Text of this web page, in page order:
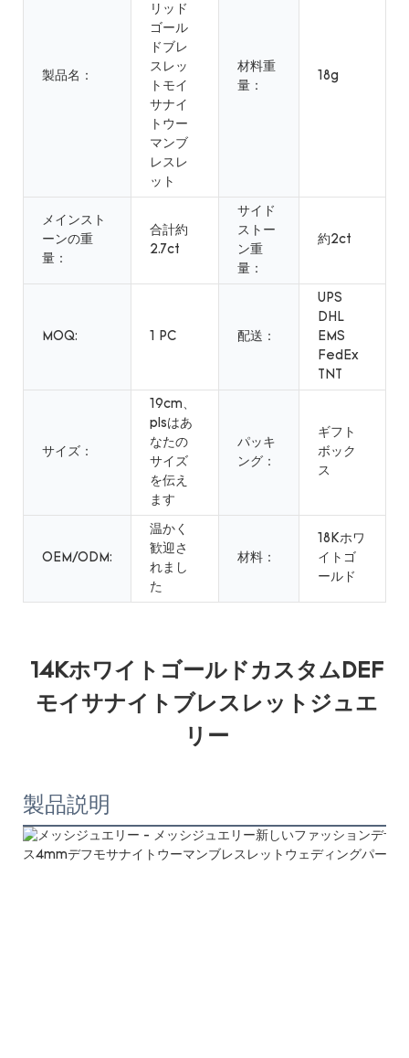
製品名：
リッド
ゴール
ドブレ
スレッ
トモイ
サナイ
トウー
マンブ
レスレ
ット
材料重
量：
18g
メインスト
ーンの重
量：
合計約
2.7ct
サイド
ストー
ン重
量：
約2ct
MOQ: 1 PC 配送：
UPS
DHL
EMS
FedEx
TNT
サイズ：
19cm、
plsはあ
なたの
サイズ
を伝え
ます
パッキ
ング：
ギフト
ボック
ス
OEM/ODM:
温かく
歓迎さ
れまし
た
材料：
18Kホワ
イトゴ
ールド
14KホワイトゴールドカスタムDEF
モイサナイトブレスレットジュエ
製品説明